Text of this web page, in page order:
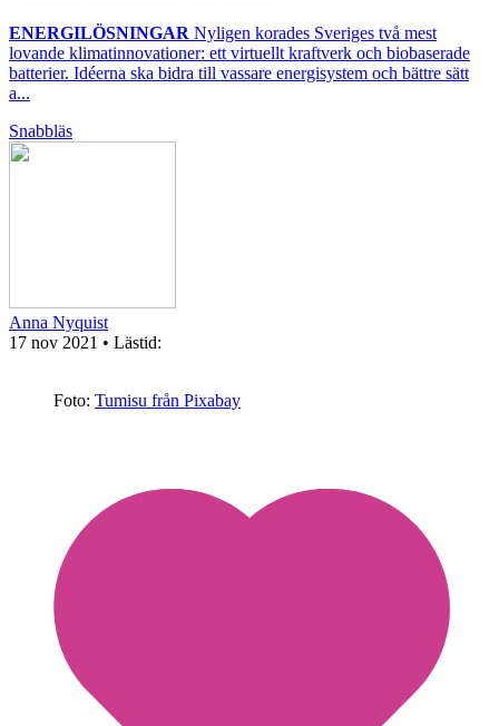
ENERGILÖSNINGAR Nyligen korades Sveriges två mest
lovande klimatinnovationer: ett virtuellt kraftverk och biobaserade
batterier. Idéerna ska bidra till vassare energisystem och bättre sätt
a...
Snabbläs
Anna Nyquist
17 nov 2021 • Lästid:
Foto: Tumisu från Pixabay